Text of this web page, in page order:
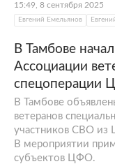
15:49, 8 сентября 2025
Евгений Емельянов
В Тамбове
Ассоциации
спецоперации
В Тамбове
ветеранов
участников СВО из
В мероприятии
субъектов ЦФО.